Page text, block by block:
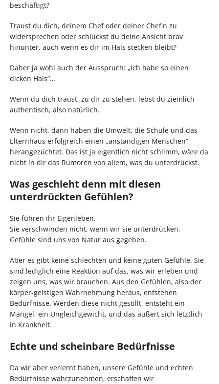
beschäftigt?
Traust du dich, deinem Chef oder deiner Chefin zu
widersprechen oder schluckst du deine Ansicht brav
hinunter, auch wenn es dir im Hals stecken bleibt?
Daher ja wohl auch der Ausspruch: „Ich habe so einen
dicken Hals“…
Wenn du dich traust, zu dir zu stehen, lebst du ziemlich
authentisch, also natürlich.
Wenn nicht, dann haben die Umwelt, die Schule und das
Elternhaus erfolgreich einen „anständigen Menschen“
herangezüchtet. Das ist ja eigentlich nicht schlimm, wäre da
nicht in dir das Rumoren von allem, was du unterdrückst.
Was geschieht denn mit diesen
unterdrückten Gefühlen?
Sie führen ihr Eigenleben.
Sie verschwinden nicht, wenn wir sie unterdrücken.
Gefühle sind uns von Natur aus gegeben.
Aber es gibt keine schlechten und keine guten Gefühle. Sie
sind lediglich eine Reaktion auf das, was wir erleben und
zeigen uns, was wir brauchen. Aus den Gefühlen, also der
körper-geistigen Wahrnehmung heraus, entstehen
Bedürfnisse. Werden diese nicht gestillt, entsteht ein
Mangel, ein Ungleichgewicht, und das äußert sich letztlich
in Krankheit.
Echte und scheinbare Bedürfnisse
Da wir aber verlernt haben, unsere Gefühle und echten
Bedürfnisse wahrzunehmen, erschaffen wir